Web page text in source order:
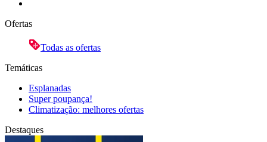
Ofertas
Todas as ofertas
Temáticas
Esplanadas
Super poupança!
Climatização: melhores ofertas
Destaques